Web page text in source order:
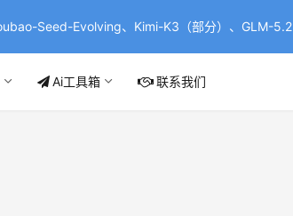
Seed-Evolving、Kimi-K3（部分）、GLM-5.2
Ai工具箱 联系我们